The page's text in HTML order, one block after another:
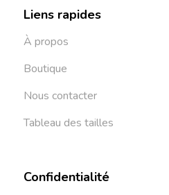
Liens rapides
À propos
Boutique
Nous contacter
Tableau des tailles
Confidentialité